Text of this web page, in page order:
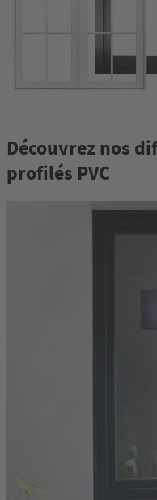
Découvrez nos
profilés PVC